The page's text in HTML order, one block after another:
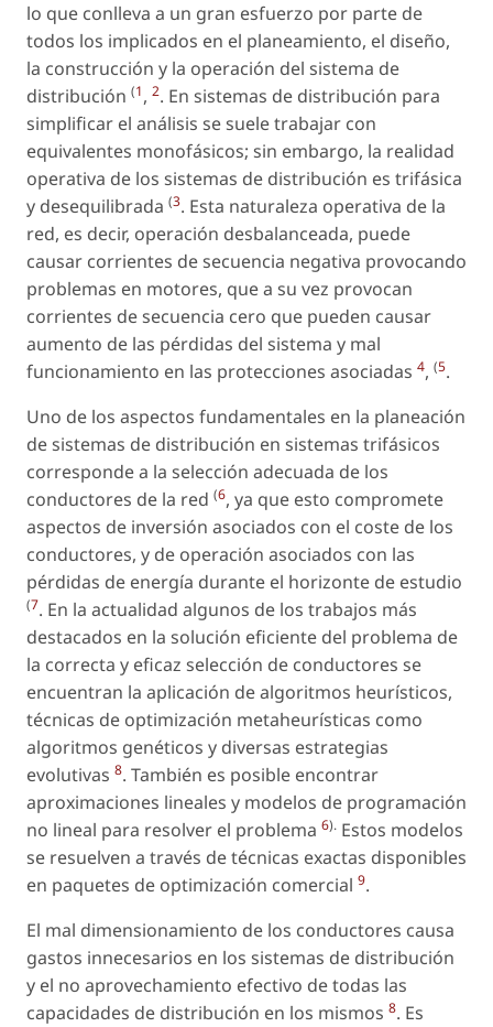
lo que conlleva a un gran esfuerzo por parte de
todos los implicados en el planeamiento, el diseño,
la construcción y la operación del sistema de
distribución (1, 2. En sistemas de distribución para
simplificar el análisis se suele trabajar con
equivalentes monofásicos; sin embargo, la realidad
operativa de los sistemas de distribución es trifásica
y desequilibrada (3. Esta naturaleza operativa de la
red, es decir, operación desbalanceada, puede
causar corrientes de secuencia negativa provocando
problemas en motores, que a su vez provocan
corrientes de secuencia cero que pueden causar
aumento de las pérdidas del sistema y mal
funcionamiento en las protecciones asociadas 4, (5.
Uno de los aspectos fundamentales en la planeación
de sistemas de distribución en sistemas trifásicos
corresponde a la selección adecuada de los
conductores de la red (6, ya que esto compromete
aspectos de inversión asociados con el coste de los
conductores, y de operación asociados con las
pérdidas de energía durante el horizonte de estudio
(7. En la actualidad algunos de los trabajos más
destacados en la solución eficiente del problema de
la correcta y eficaz selección de conductores se
encuentran la aplicación de algoritmos heurísticos,
técnicas de optimización metaheurísticas como
algoritmos genéticos y diversas estrategias
evolutivas 8. También es posible encontrar
aproximaciones lineales y modelos de programación
no lineal para resolver el problema 6). Estos modelos
se resuelven a través de técnicas exactas disponibles
en paquetes de optimización comercial 9.
El mal dimensionamiento de los conductores causa
gastos innecesarios en los sistemas de distribución
y el no aprovechamiento efectivo de todas las
capacidades de distribución en los mismos 8. Es